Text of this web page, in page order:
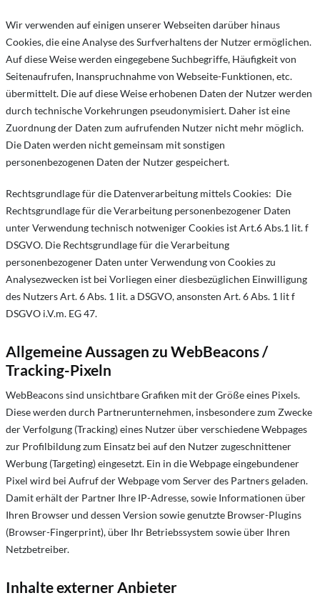
Wir verwenden auf einigen unserer Webseiten darüber hinaus
Cookies, die eine Analyse des Surfverhaltens der Nutzer ermöglichen.
Auf diese Weise werden eingegebene Suchbegriffe, Häufigkeit von
Seitenaufrufen, Inanspruchnahme von Webseite-Funktionen, etc.
übermittelt. Die auf diese Weise erhobenen Daten der Nutzer werden
durch technische Vorkehrungen pseudonymisiert. Daher ist eine
Zuordnung der Daten zum aufrufenden Nutzer nicht mehr möglich.
Die Daten werden nicht gemeinsam mit sonstigen
personenbezogenen Daten der Nutzer gespeichert.
Rechtsgrundlage für die Datenverarbeitung mittels Cookies: Die
Rechtsgrundlage für die Verarbeitung personenbezogener Daten
unter Verwendung technisch notweniger Cookies ist Art.6 Abs.1 lit. f
DSGVO. Die Rechtsgrundlage für die Verarbeitung
personenbezogener Daten unter Verwendung von Cookies zu
Analysezwecken ist bei Vorliegen einer diesbezüglichen Einwilligung
des Nutzers Art. 6 Abs. 1 lit. a DSGVO, ansonsten Art. 6 Abs. 1 lit f
DSGVO i.V.m. EG 47.
Allgemeine Aussagen zu WebBeacons /
Tracking-Pixeln
WebBeacons sind unsichtbare Grafiken mit der Größe eines Pixels.
Diese werden durch Partnerunternehmen, insbesondere zum Zwecke
der Verfolgung (Tracking) eines Nutzer über verschiedene Webpages
zur Profilbildung zum Einsatz bei auf den Nutzer zugeschnittener
Werbung (Targeting) eingesetzt. Ein in die Webpage eingebundener
Pixel wird bei Aufruf der Webpage vom Server des Partners geladen.
Damit erhält der Partner Ihre IP-Adresse, sowie Informationen über
Ihren Browser und dessen Version sowie genutzte Browser-Plugins
(Browser-Fingerprint), über Ihr Betriebssystem sowie über Ihren
Netzbetreiber.
Inhalte externer Anbieter